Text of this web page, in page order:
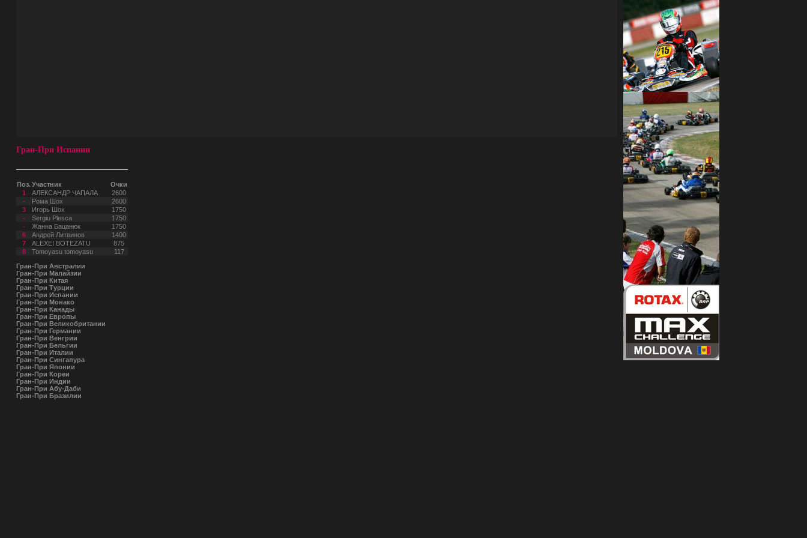
Гран-При Испании
Поз.Участник
Очки
1
АЛЕКСАНДР ЧАПАЛА
2600
-
Рома Шох
2600
3
Игорь Шох
1750
-
Sergiu Plesca
1750
-
Жанна Бацанюк
1750
6
Андрей Литвинов
1400
7
ALEXEI BOTEZATU
875
8
Tomoyasu tomoyasu
117
Гран-При Австралии
Гран-При Малайзии
Гран-При Китая
Гран-При Турции
Гран-При Испании
Гран-При Монако
Гран-При Канады
Гран-При Европы
Гран-При Великобритании
Гран-При Германии
Гран-При Венгрии
Гран-При Бельгии
Гран-При Италии
Гран-При Сингапура
Гран-При Японии
Гран-При Кореи
Гран-При Индии
Гран-При Абу-Даби
Гран-При Бразилии